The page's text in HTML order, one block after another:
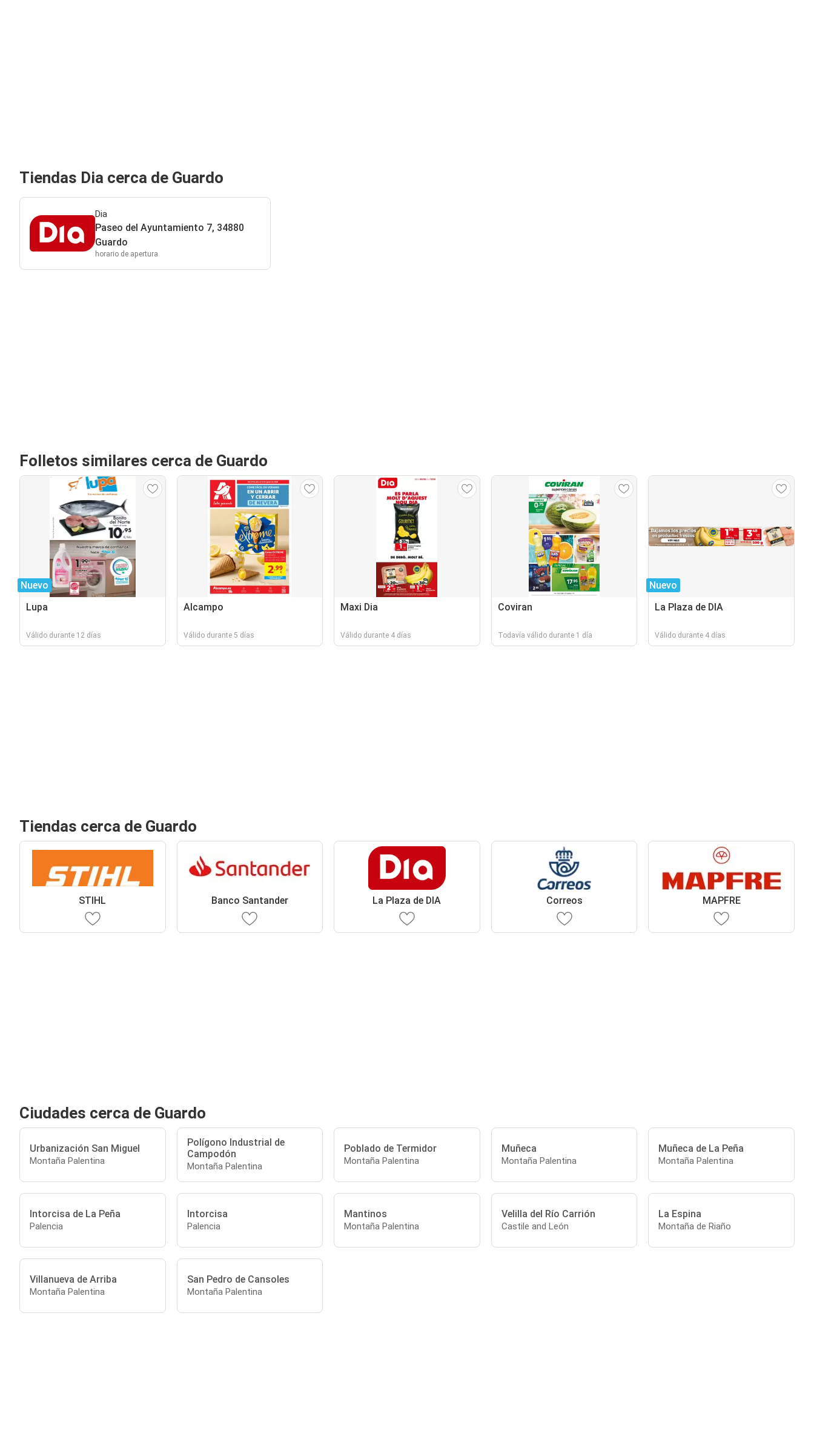
Tiendas Dia cerca de Guardo
Dia
Paseo del Ayuntamiento 7, 34880
Guardo
horario de apertura
Folletos similares cerca de Guardo
Nuevo
Lupa
Válido durante 12 días
Alcampo
Válido durante 5 días
Maxi Dia
Válido durante 4 días
Coviran
Todavía válido durante 1 día
Nuevo
La Plaza de DIA
Válido durante 4 días
Tiendas cerca de Guardo
STIHL Banco Santander La Plaza de DIA Correos MAPFRE
Ciudades cerca de Guardo
Urbanización San Miguel
Montaña Palentina
Polígono Industrial de
Campodón
Montaña Palentina
Poblado de Termidor
Montaña Palentina
Muñeca
Montaña Palentina
Muñeca de La Peña
Montaña Palentina
Intorcisa de La Peña
Palencia
Intorcisa
Palencia
Mantinos
Montaña Palentina
Velilla del Río Carrión
Castile and León
La Espina
Montaña de Riaño
Villanueva de Arriba
Montaña Palentina
San Pedro de Cansoles
Montaña Palentina